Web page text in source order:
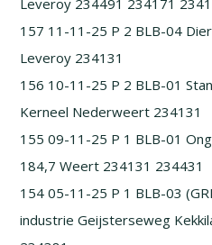
157 11-11-25 P 2 BLB-04
Leveroy 234131
156 10-11-25 P 2 BLB-01
Kerneel Nederweert 234131
155 09-11-25 P 1 BLB-01
184,7 Weert 234131 234431
154 05-11-25 P 1 BLB-03
industrie Geijsterseweg